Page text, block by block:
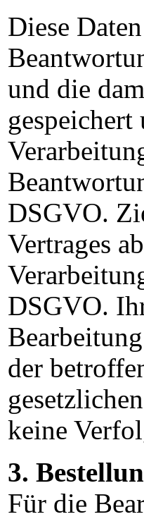
Diese
und die
DSGVO.
Vertrages
DSGVO.
der
keine
3.
Für die